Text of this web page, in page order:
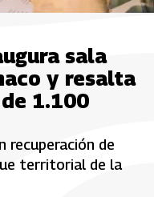
sala
y resalta
1.100
recuperación de
territorial de la